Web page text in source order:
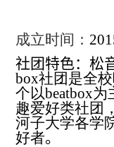
成立时间：
社团特色：松
box社团是全
个以beatbox为
趣爱好类社团
河子大学各学
好者。